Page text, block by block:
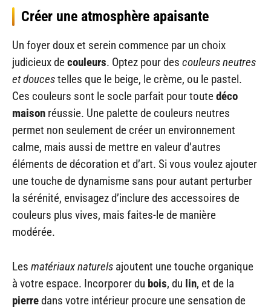
Créer une atmosphère apaisante
Un foyer doux et serein commence par un choix
judicieux decouleurs. Optez pour des couleurs neutres
et doucestelles que le beige, le crème, ou le pastel.
Ces couleurs sont le socle parfait pour toutedéco
maison réussie. Une palette de couleurs neutres
permet non seulement de créer un environnement
calme, mais aussi de mettre en valeur d’autres
éléments de décoration et d’art. Si vous voulez ajouter
une touche de dynamisme sans pour autant perturber
la sérénité, envisagez d’inclure des accessoires de
couleurs plus vives, mais faites-le de manière
modérée.
Les matériaux naturels ajoutent une touche organique
à votre espace. Incorporer du bois, du lin, et de la
pierredans votre intérieur procure une sensation de